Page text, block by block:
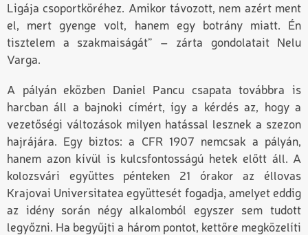
Ligája csoportköréhez. Amikor távozott, nem azért ment
el, mert gyenge volt, hanem egy botrány miatt. Én
tisztelem a szakmaiságát” – zárta gondolatait Nelu
Varga.
A pályán eközben Daniel Pancu csapata továbbra is
harcban áll a bajnoki címért, így a kérdés az, hogy a
vezetőségi változások milyen hatással lesznek a szezon
hajrájára. Egy biztos: a CFR 1907 nemcsak a pályán,
hanem azon kívül is kulcsfontosságú hetek előtt áll. A
kolozsvári együttes pénteken 21 órakor az éllovas
Krajovai Universitatea együttesét fogadja, amelyet eddig
az idény során négy alkalomból egyszer sem tudott
legyőzni. Ha begyűjti a három pontot, kettőre megközelíti